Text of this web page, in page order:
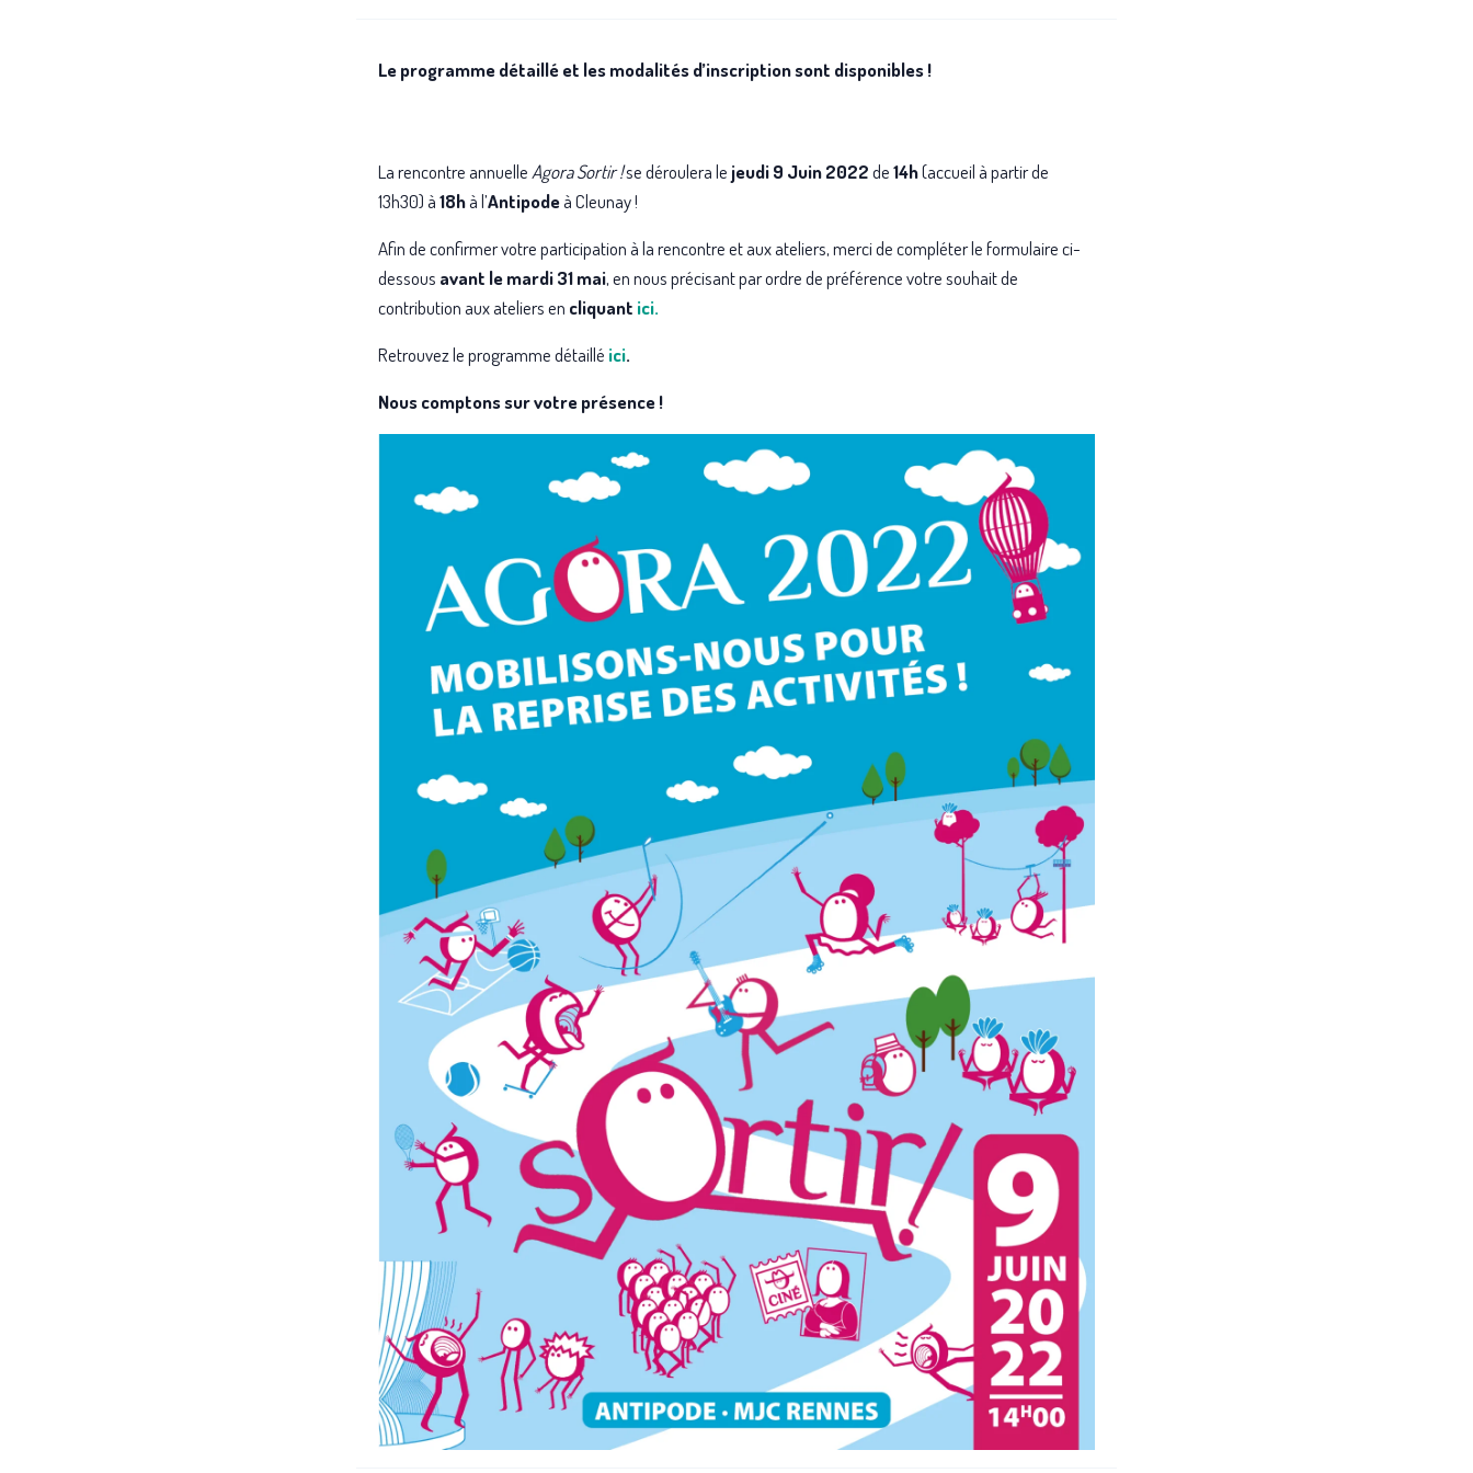
Le programme détaillé et les modalités d’inscription sont disponibles !
La rencontre annuelle Agora Sortir !se déroulera le jeudi 9 Juin 2022de14h(accueil à partir de
13h30) à18hà l’Antipodeà Cleunay !
Afin de confirmer votre participation à la rencontre et aux ateliers, merci de compléter le formulaire ci-
dessous avant le mardi 31 mai, en nous précisant par ordre de préférence votre souhait de
contribution aux ateliers en cliquant ici.
Retrouvez le programme détaillé ici.
Nous comptons sur votre présence !